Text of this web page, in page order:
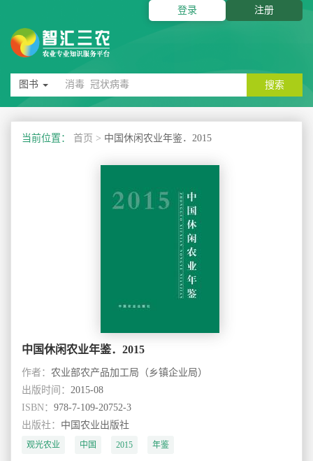
登录 注册
图书 搜索
当前位置： 首页 > 中国休闲农业年鉴．2015
中国休闲农业年鉴．2015
作者： 农业部农产品加工局（乡镇企业局）
出版时间： 2015-08
ISBN： 978-7-109-20752-3
出版社： 中国农业出版社
观光农业 中国 2015 年鉴